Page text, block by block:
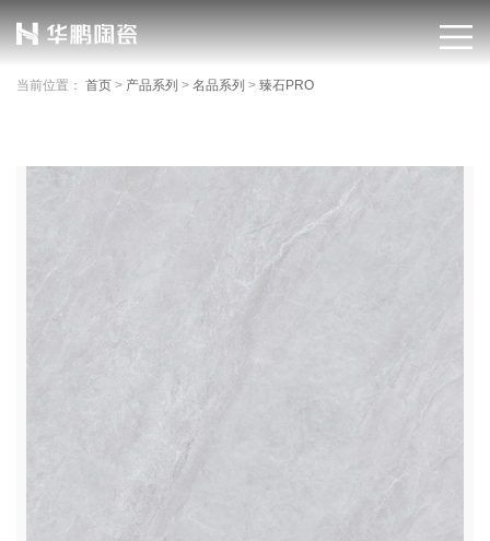
当前位置： 首页 > 产品系列 > 名品系列 > 臻石PRO